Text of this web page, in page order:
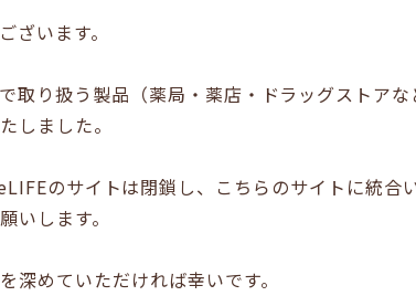
います。
取り扱う製品（薬局・薬店・ドラッグストア
しました。
のサイトは閉鎖し、こちらのサイトに統合
いします。
深めていただければ幸いです。